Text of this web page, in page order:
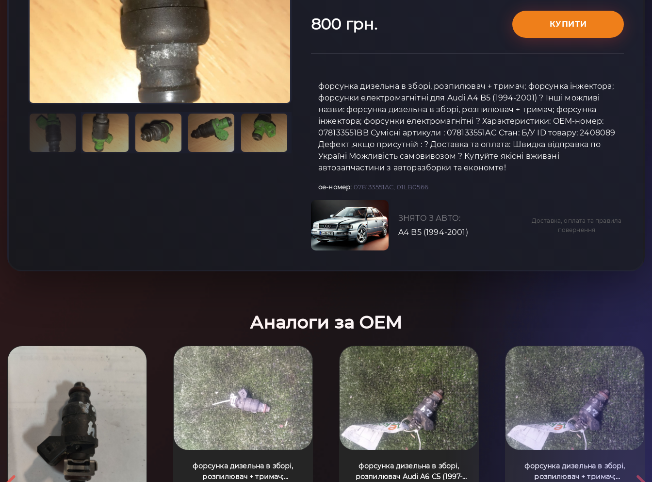
800 грн. КУПИТИ
форсунка дизельна в зборі, розпилювач + тримач; форсунка інжектора;
форсунки електромагнітні для Audi A4 B5 (1994-2001) ? Інші можливі
назви: форсунка дизельна в зборі, розпилювач + тримач; форсунка
інжектора; форсунки електромагнітні ? Характеристики: OEM-номер:
078133551BB Сумісні артикули : 078133551AC Стан: Б/У ID товару: 2408089
Дефект ,якщо присутній : ? Доставка та оплата: Швидка відправка по
Україні Можливість самовивозом ? Купуйте якісні вживані
автозапчастини з авторазборки та економте!
oe-номер: 078133551AC, 01LB0566
ЗНЯТО З АВТО:
A4 B5 (1994-2001)
Доставка, оплата та правила
повернення
Аналоги за OEM
форсунка дизельна в зборі,
розпилювач + тримач;
форсунка дизельна в зборі,
розпилювач Audi A6 C5 (1997-
форсунка дизельна в зборі,
розпилювач + тримач;